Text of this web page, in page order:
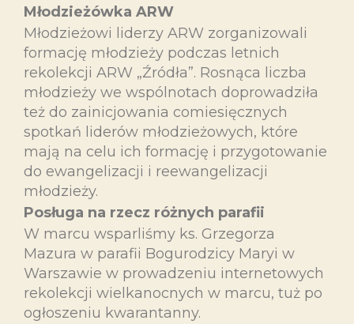
Młodzieżówka ARW
Młodzieżowi liderzy ARW zorganizowali
formację młodzieży podczas letnich
rekolekcji ARW „Źródła”. Rosnąca liczba
młodzieży we wspólnotach doprowadziła
też do zainicjowania comiesięcznych
spotkań liderów młodzieżowych, które
mają na celu ich formację i przygotowanie
do ewangelizacji i reewangelizacji
młodzieży.
Posługa na rzecz różnych parafii
W marcu wsparliśmy ks. Grzegorza
Mazura w parafii Bogurodzicy Maryi w
Warszawie w prowadzeniu internetowych
rekolekcji wielkanocnych w marcu, tuż po
ogłoszeniu kwarantanny.